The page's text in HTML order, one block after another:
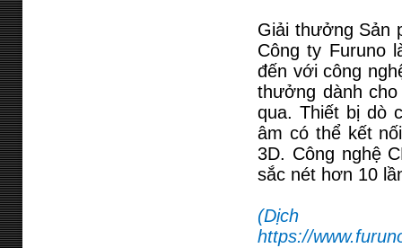
Giải thưởng Sản
Công ty Furuno
đến với công
thưởng dành
qua. Thiết bị dò
âm có thể kết
3D. Công nghệ
sắc nét hơn 10
https://